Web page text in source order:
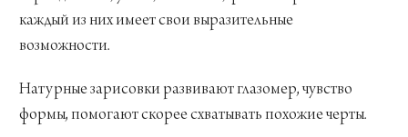
каждый из них имеет свои выразительные
возможности.
Натурные зарисовки развивают глазомер, чувство
формы, помогают скорее схватывать похожие черты.